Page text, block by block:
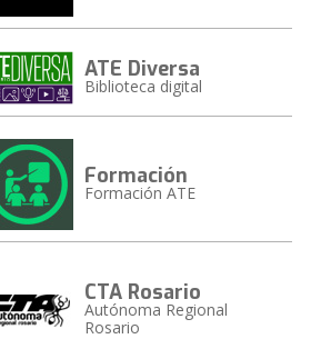
ATE Diversa
Biblioteca digital
Formación
Formación ATE
CTA Rosario
Autónoma Regional
Rosario